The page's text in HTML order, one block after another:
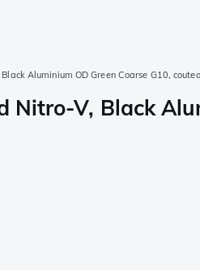
Aluminium OD Green Coarse G10,
V, Black